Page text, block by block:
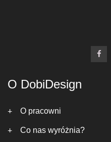
O DobiDesign
O pracowni
Co nas wyróżnia?